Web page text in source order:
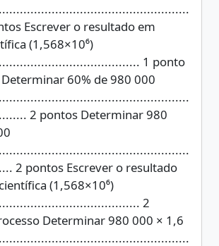
Escrever o resultado em
(1,568×10⁶)
1 ponto
Determinar 60% de 980 000
2 pontos Determinar 980
2 pontos Escrever o resultado
(1,568×10⁶)
2
Determinar 980 000 × 1,6